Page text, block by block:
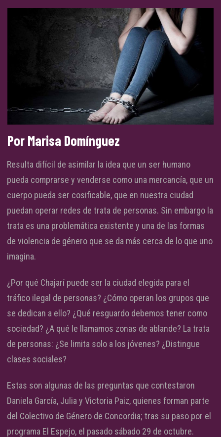
Por Marisa Domínguez
Resulta difícil de asimilar la idea que un ser humano
pueda comprarse y venderse como una mercancía, que un
cuerpo pueda ser cosificable, que en nuestra ciudad
puedan operar redes de trata de personas. Sin embargo la
trata es una problemática existente y una de las formas
de violencia de género que se da más cerca de lo que uno
imagina.
¿Por qué Chajarí puede ser la ciudad elegida para el
tráfico ilegal de personas? ¿Cómo operan los grupos que
se dedican a ello? ¿Qué resguardo debemos tener como
sociedad? ¿A qué le llamamos zonas de ablande? La trata
de personas: ¿Se limita solo a los jóvenes? ¿Distingue
clases sociales?
Estas son algunas de las preguntas que contestaron
Daniela García, Julia y Victoria Paiz, quienes forman parte
del Colectivo de Género de Concordia; tras su paso por el
programa El Espejo, el pasado sábado 29 de octubre.